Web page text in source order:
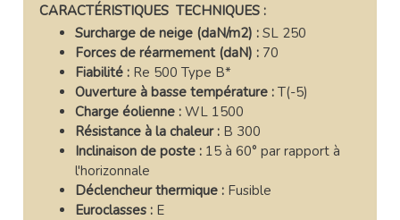
CARACTÉRISTIQUES TECHNIQUES :
Surcharge de neige (daN/m2) : SL 250
Forces de réarmement (daN) : 70
Fiabilité : Re 500 Type B*
Ouverture à basse température : T(-5)
Charge éolienne : WL 1500
Résistance à la chaleur : B 300
Inclinaison de poste : 15 à 60° par rapport à
l'horizonnale
Déclencheur thermique : Fusible
Euroclasses : E